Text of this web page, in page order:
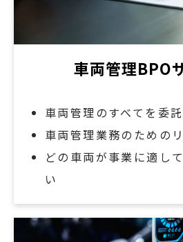
車両管理BPO
車両管理のすべてを委
車両管理業務のための
どの車両が事業に適し
い